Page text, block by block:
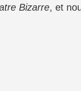
Bizarre, et